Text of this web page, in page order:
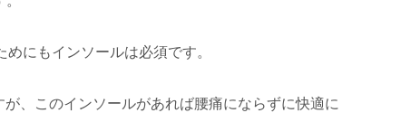
にもインソールは必須です。
、このインソールがあれば腰痛にならずに快適に